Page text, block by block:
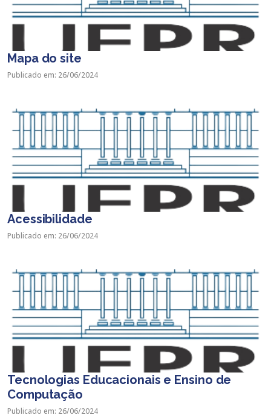
Mapa do site
Publicado em: 26/06/2024
Acessibilidade
Publicado em: 26/06/2024
Tecnologias Educacionais e Ensino de
Computação
Publicado em: 26/06/2024